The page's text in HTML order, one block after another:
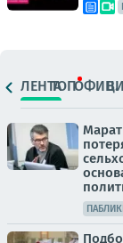
ЛЕНТАТОПОФИЦ.